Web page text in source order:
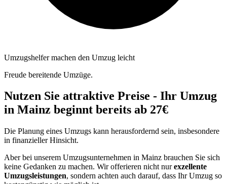
Umzugshelfer machen den Umzug leicht
Freude bereitende Umzüge.
Nutzen Sie attraktive Preise - Ihr Umzug
in Mainz beginnt bereits ab 27€
Die Planung eines Umzugs kann herausfordernd sein, insbesondere
in finanzieller Hinsicht.
Aber bei unserem Umzugsunternehmen in Mainz brauchen Sie sich
keine Gedanken zu machen. Wir offerieren nicht nurexzellente
Umzugsleistungen, sondern achten auch darauf, dass Ihr Umzug so